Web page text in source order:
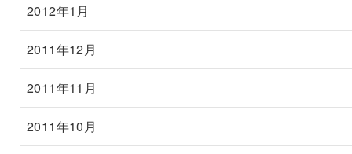
2012年1月
2011年12月
2011年11月
2011年10月